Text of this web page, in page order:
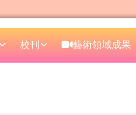
校刊 藝術領域成果